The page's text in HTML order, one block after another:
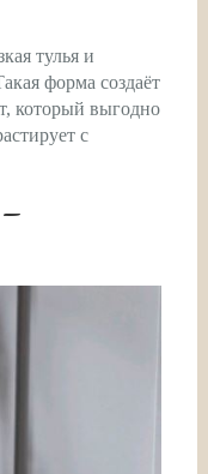
тулья и
форма создаёт
который выгодно
с